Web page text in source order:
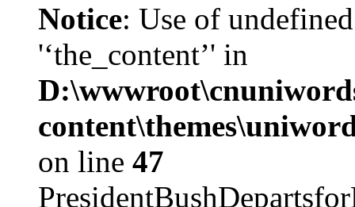
Notice: Use of
'‘the_content’' in
on line 47